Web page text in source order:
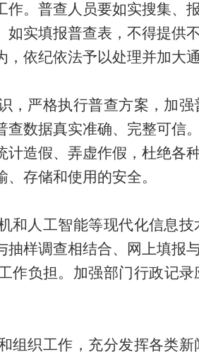
作。普查人员要如实搜集、
实填报普查表，不得提供
依纪依法予以处理并加大
，严格执行普查方案，加
查数据真实准确、完整可信
计造假、弄虚作假，杜绝各
存储和使用的安全。
和人工智能等现代化信息
样调查相结合、网上填报
作负担。加强部门行政记
组织工作，充分发挥各类